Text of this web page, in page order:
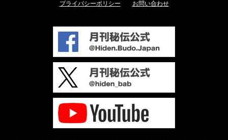
プライバシーポリシー
お問い合わせ